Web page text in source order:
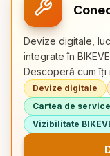
Devize digitale,
integrate în
Descoperă cum îți
Devize digitale
Cartea de service
Vizibilitate